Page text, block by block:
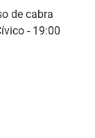
de cabra
- 19:00